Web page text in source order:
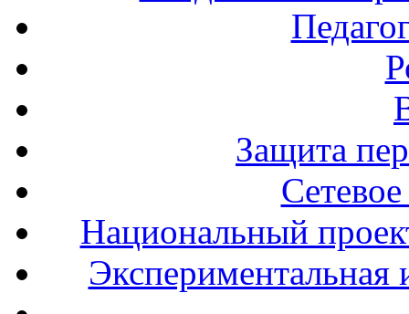
Защита
Национальный
Экспериментальная